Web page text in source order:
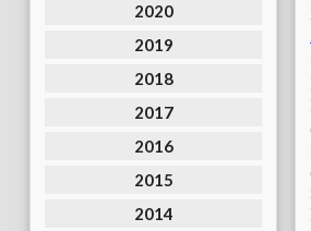
2020
2019
2018
2017
2016
2015
2014